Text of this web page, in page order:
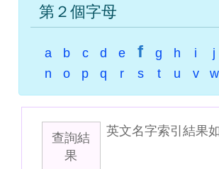
第２個字母
a b c d e f g h i j
n
o p q r s t u v w
查詢結
果
英文名字索引結果